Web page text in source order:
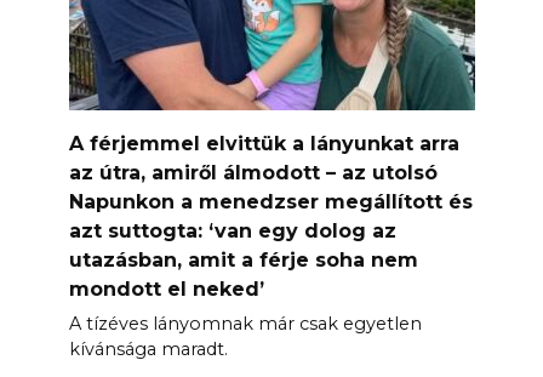
A férjemmel elvittük a lányunkat arra
az útra, amiről álmodott – az utolsó
Napunkon a menedzser megállított és
azt suttogta: ‘van egy dolog az
utazásban, amit a férje soha nem
mondott el neked’
A tízéves lányomnak már csak egyetlen
kívánsága maradt.